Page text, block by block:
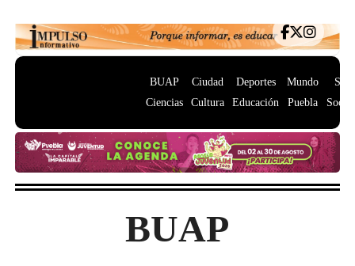
BUAP
Ciencias
Ciudad
Cultura
Deportes
Educación
Mundo
Puebla
BUAP